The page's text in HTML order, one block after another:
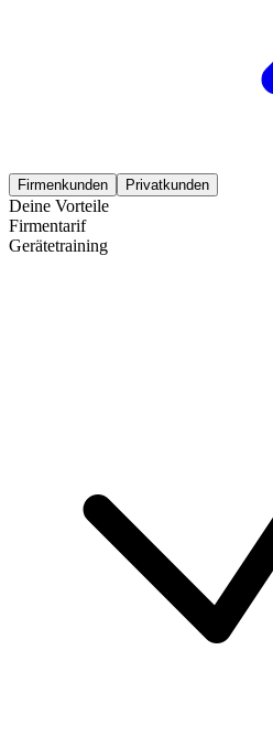
Firmenkunden Privatkunden
Deine Vorteile
Firmentarif
Gerätetraining